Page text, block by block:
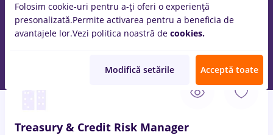
Salarii Remote (de acasă) București Cluj-
Treasury & Credit Risk Manager
Folosim cookie-uri pentru a-ți oferi o experiență
presonalizată.Permite activarea pentru a beneficia de
avantajele lor.Vezi politica noastră de cookies.
Modifică setările Acceptă toate